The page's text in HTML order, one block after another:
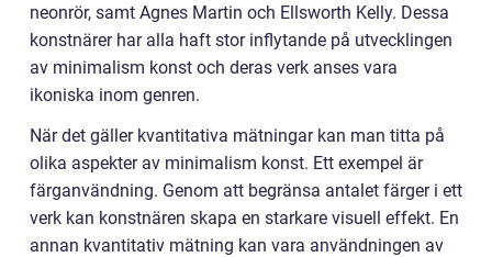
neonrör, samt Agnes Martin och Ellsworth Kelly. Dessa
konstnärer har alla haft stor inflytande på utvecklingen
av minimalism konst och deras verk anses vara
ikoniska inom genren.
När det gäller kvantitativa mätningar kan man titta på
olika aspekter av minimalism konst. Ett exempel är
färganvändning. Genom att begränsa antalet färger i ett
verk kan konstnären skapa en starkare visuell effekt. En
annan kvantitativ mätning kan vara användningen av